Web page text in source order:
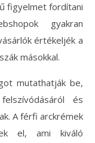
figyelmet fordítani
gyakran
értékeljék a
másokkal.
mutathatják be,
és
A férfi arckrémek
el, ami kiváló